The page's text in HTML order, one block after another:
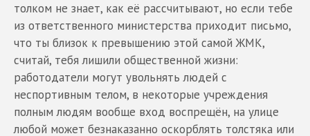
толком не знает, как её рассчитывают, но если тебе
из ответственного министерства приходит письмо,
что ты близок к превышению этой самой ЖМК,
считай, тебя лишили общественной жизни:
работодатели могут увольнять людей с
неспортивным телом, в некоторые учреждения
полным людям вообще вход воспрещён, на улице
любой может безнаказанно оскорблять толстяка или